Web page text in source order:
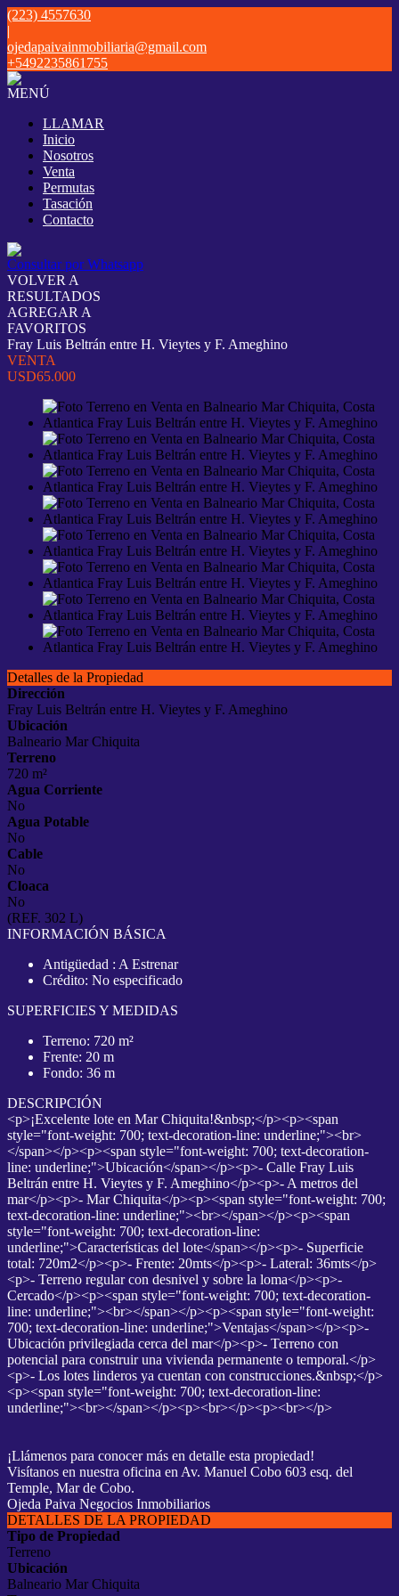
(223) 4557630
|
ojedapaivainmobiliaria@gmail.com
+5492235861755
MENÚ
LLAMAR
Inicio
Nosotros
Venta
Permutas
Tasación
Contacto
Consultar por Whatsapp
VOLVER A
RESULTADOS
AGREGAR A
FAVORITOS
Fray Luis Beltrán entre H. Vieytes y F. Ameghino
VENTA
USD65.000
Detalles de la Propiedad
Dirección
Fray Luis Beltrán entre H. Vieytes y F. Ameghino
Ubicación
Balneario Mar Chiquita
Terreno
720 m²
Agua Corriente
No
Agua Potable
No
Cable
No
Cloaca
No
(REF. 302 L)
INFORMACIÓN BÁSICA
Antigüedad : A Estrenar
Crédito: No especificado
SUPERFICIES Y MEDIDAS
Terreno: 720 m²
Frente: 20 m
Fondo: 36 m
DESCRIPCIÓN
<p>¡Excelente lote en Mar Chiquita!&nbsp;</p><p><span
style="font-weight: 700; text-decoration-line: underline;"><br>
</span></p><p><span style="font-weight: 700; text-decoration-
line: underline;">Ubicación</span></p><p>- Calle Fray Luis
Beltrán entre H. Vieytes y F. Ameghino</p><p>- A metros del
mar</p><p>- Mar Chiquita</p><p><span style="font-weight: 700;
text-decoration-line: underline;"><br></span></p><p><span
style="font-weight: 700; text-decoration-line:
underline;">Características del lote</span></p><p>- Superficie
total: 720m2</p><p>- Frente: 20mts</p><p>- Lateral: 36mts</p>
<p>- Terreno regular con desnivel y sobre la loma</p><p>-
Cercado</p><p><span style="font-weight: 700; text-decoration-
line: underline;"><br></span></p><p><span style="font-weight:
700; text-decoration-line: underline;">Ventajas</span></p><p>-
Ubicación privilegiada cerca del mar</p><p>- Terreno con
potencial para construir una vivienda permanente o temporal.</p>
<p>- Los lotes linderos ya cuentan con construcciones.&nbsp;</p>
<p><span style="font-weight: 700; text-decoration-line:
underline;"><br></span></p><p><br></p><p><br></p>
¡Llámenos para conocer más en detalle esta propiedad!
Visítanos en nuestra oficina en Av. Manuel Cobo 603 esq. del
Temple, Mar de Cobo.
Ojeda Paiva Negocios Inmobiliarios
DETALLES DE LA PROPIEDAD
Tipo de Propiedad
Terreno
Ubicación
Balneario Mar Chiquita